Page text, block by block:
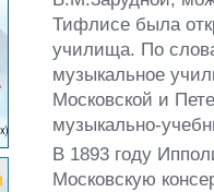
Тифлисе была
училища. По
музыкальное
Московской и
музыкально-
В 1893 году
Московскую